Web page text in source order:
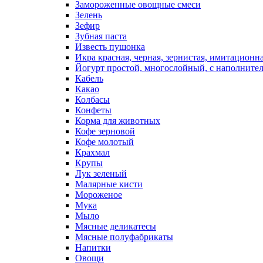
Замороженные овощные смеси
Зелень
Зефир
Зубная паста
Известь пушонка
Икра красная, черная, зернистая,
Йогурт простой, многослойный, с
Кабель
Какао
Колбасы
Конфеты
Корма для животных
Кофе зерновой
Кофе молотый
Крахмал
Крупы
Лук зеленый
Малярные кисти
Мороженое
Мука
Мыло
Мясные деликатесы
Мясные полуфабрикаты
Напитки
Овощи